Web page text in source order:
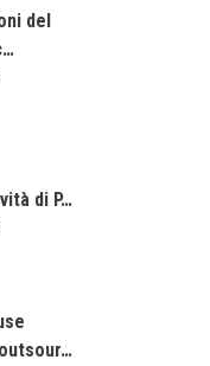
del
di P…